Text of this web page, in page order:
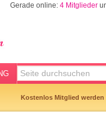
Gerade online: 4 Mitglieder
Kostenlos Mitglied werden